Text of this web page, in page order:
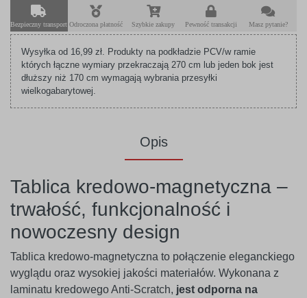
Bezpieczny transport Odroczona płatność Szybkie zakupy Pewność transakcji Masz pytanie?
Wysyłka od 16,99 zł. Produkty na podkładzie PCV/w ramie
których łączne wymiary przekraczają 270 cm lub jeden bok jest
dłuższy niż 170 cm wymagają wybrania przesyłki
wielkogabarytowej.
Opis
Tablica kredowo-magnetyczna –
trwałość, funkcjonalność i
nowoczesny design
Tablica kredowo-magnetyczna to połączenie eleganckiego
wyglądu oraz wysokiej jakości materiałów. Wykonana z
laminatu kredowego Anti-Scratch, jest odporna na